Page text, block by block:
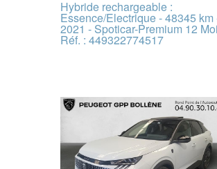
Hybride rechargeable :
Essence/Electrique - 48345 km
2021 - Spoticar-Premium 12
Réf. : 449322774517